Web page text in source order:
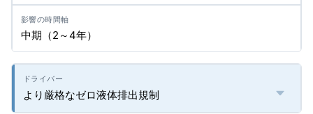
中期（2～4年）
より厳格なゼロ液体排出規制